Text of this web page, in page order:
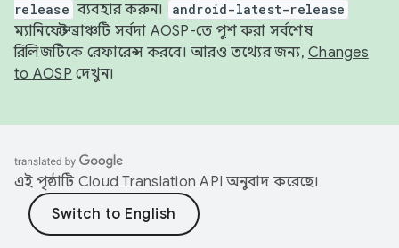
release ব্যবহার করুন। android-latest-release
ম্যানিফেস্ট ব্রাঞ্চটি সর্বদা AOSP-তে পুশ করা সর্বশেষ
রিলিজটিকে রেফারেন্স করবে। আরও তথ্যের জন্য, Changes
to AOSP দেখুন।
এই পৃষ্ঠাটি Cloud Translation API অনুবাদ করেছে।